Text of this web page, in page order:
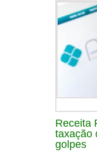
Receita
taxação
golpes